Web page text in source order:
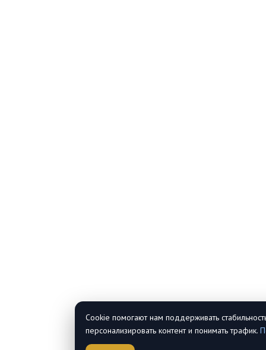
Cookie помогают нам поддерживать
персонализировать контент и понимать трафик.